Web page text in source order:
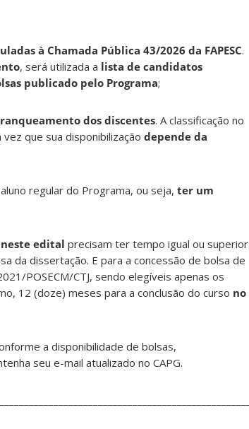
à Chamada Pública 43/2026 da FAPESC.
, será utilizada a lista de candidatos
publicado pelo Programa;
ranqueamento dos discentes. A classificação no
vez que sua disponibilização depende da
regular do Programa, ou seja, ter um
edital precisam ter tempo igual ou superior
da dissertação. E para a concessão de bolsa de
POSECM/CTJ, sendo elegíveis apenas os
12 (doze) meses para a conclusão do curso no
a disponibilidade de bolsas,
seu e-mail atualizado no CAPG.